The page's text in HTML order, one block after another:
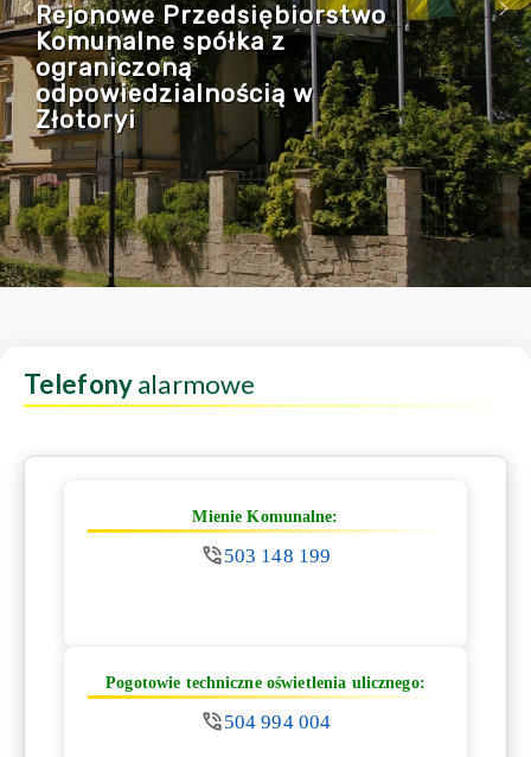
Rejonowe Przedsiębiorstwo
Komunalne spółka z
ograniczoną
odpowiedzialnością w
Złotoryi
Telefonyalarmowe
Mienie Komunalne:
503 148 199
Pogotowie techniczne oświetlenia ulicznego:
504 994 004